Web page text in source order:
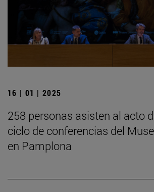
16 | 01 | 2025
258 personas asisten al acto
ciclo de conferencias del
en Pamplona